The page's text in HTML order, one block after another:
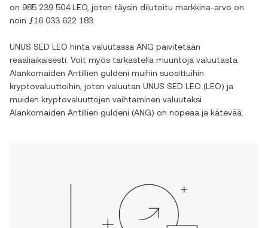
on 985 239 504 LEO , joten täysin dilutoitu markkina-arvo on
noin ƒ16 033 622 183
UNUS SED LEO hinta valuutassa ANG päivitetään
reaaliaikaisesti. Voit myös tarkastella muuntoja valuutasta
Alankomaiden Antillien guldeni muihin suosittuihin
kryptovaluuttoihin, joten valuutan UNUS SED LEO (LEO) ja
muiden kryptovaluuttojen vaihtaminen valuutaksi
Alankomaiden Antillien guldeni (ANG) on nopeaa ja kätevää.